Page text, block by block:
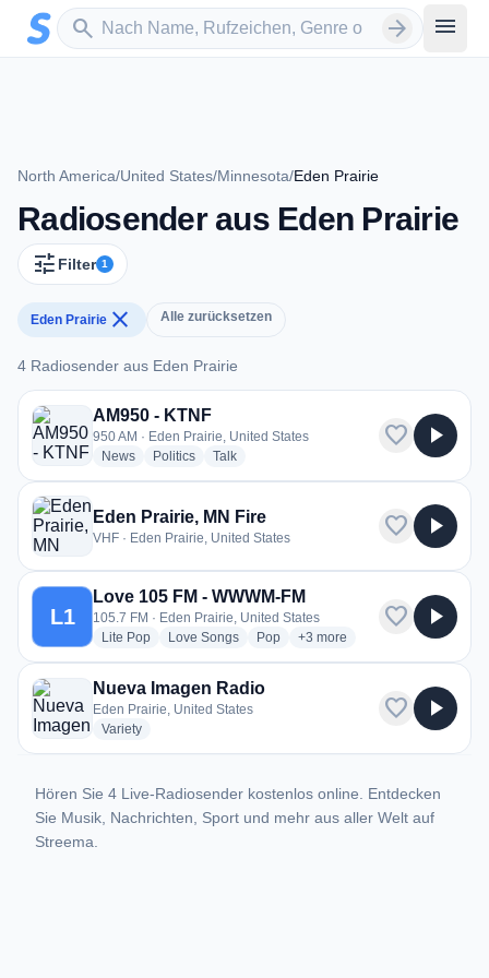
Zum Hauptinhalt springen
search
Sender suchen arrow_forward menu
North America/United States/Minnesota/Eden Prairie
Radiosender aus Eden Prairie
tune Filter 1
Eden Prairie close Alle zurücksetzen
4 Radiosender aus Eden Prairie
4 Radiosender aus Eden Prairie
AM950 - KTNF
950 AM · Eden Prairie, United States
Newsradio stations
Politicsradio stations
Talkradio stations
favorite play_arrow
Eden Prairie, MN Fire
VHF · Eden Prairie, United States favorite play_arrow
L1
Love 105 FM - WWWM-FM
105.7 FM · Eden Prairie, United States
Lite Popradio stations
Love Songsradio stations
Popradio stations
+3 more genres for Love 105
more
favorite play_arrow
Nueva Imagen Radio
Eden Prairie, United States
Varietyradio stations
favorite play_arrow
Hören Sie 4 Live-Radiosender kostenlos online. Entdecken
Sie Musik, Nachrichten, Sport und mehr aus aller Welt auf
Streema.